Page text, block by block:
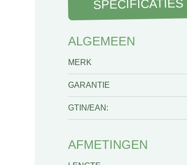
SPECIFICATIES
ALGEMEEN
MERK
GARANTIE
GTIN/EAN:
AFMETINGEN